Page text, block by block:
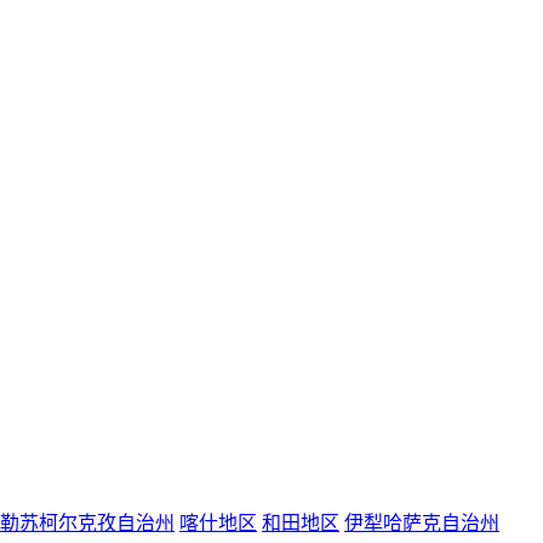
苏柯尔克孜自治州 喀什地区 和田地区 伊犁哈萨克自治州